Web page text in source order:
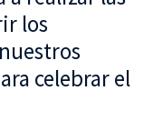
los
celebrar el